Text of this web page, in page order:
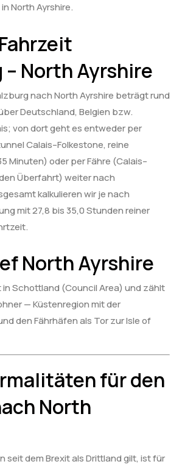
North Ayrshire.
– North Ayrshire
nach North Ayrshire beträgt rund
Deutschland, Belgien bzw.
von dort geht es entweder per
Calais–Folkestone, reine
Minuten) oder per Fähre (Calais–
Überfahrt) weiter nach
kalkulieren wir je nach
mit 27,8 bis 35,0 Stunden reiner
North Ayrshire
in Schottland (Council Area) und zählt
— Küstenregion mit der
den Fährhäfen als Tor zur Isle of
für den
North
seit dem Brexit als Drittland gilt, ist für